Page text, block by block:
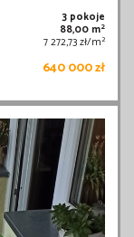
3 pokoje
88,00 m2
7 272,73 zł/m2
640 000 zł